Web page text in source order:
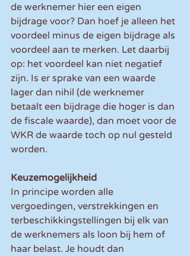
de werknemer hier een eigen
bijdrage voor? Dan hoef je alleen het
voordeel minus de eigen bijdrage als
voordeel aan te merken. Let daarbij
op: het voordeel kan niet negatief
zijn. Is er sprake van een waarde
lager dan nihil (de werknemer
betaalt een bijdrage die hoger is dan
de fiscale waarde), dan moet voor de
WKR de waarde toch op nul gesteld
worden.
Keuzemogelijkheid
In principe worden alle
vergoedingen, verstrekkingen en
terbeschikkingstellingen bij elk van
de werknemers als loon bij hem of
haar belast. Je houdt dan